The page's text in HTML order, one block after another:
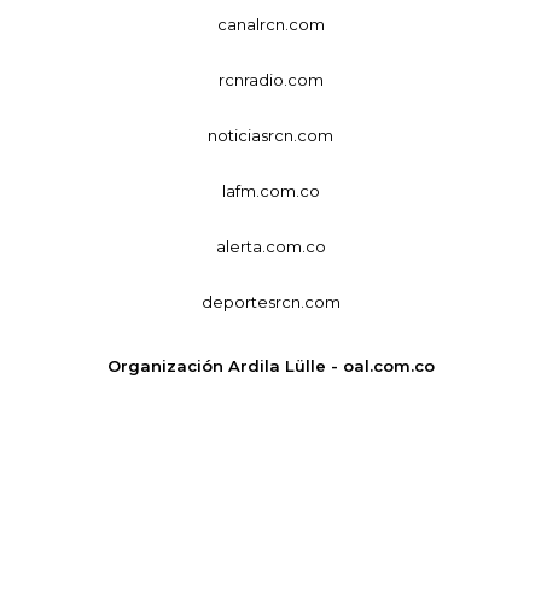
canalrcn.com
rcnradio.com
noticiasrcn.com
lafm.com.co
alerta.com.co
deportesrcn.com
Organización Ardila Lülle - oal.com.co